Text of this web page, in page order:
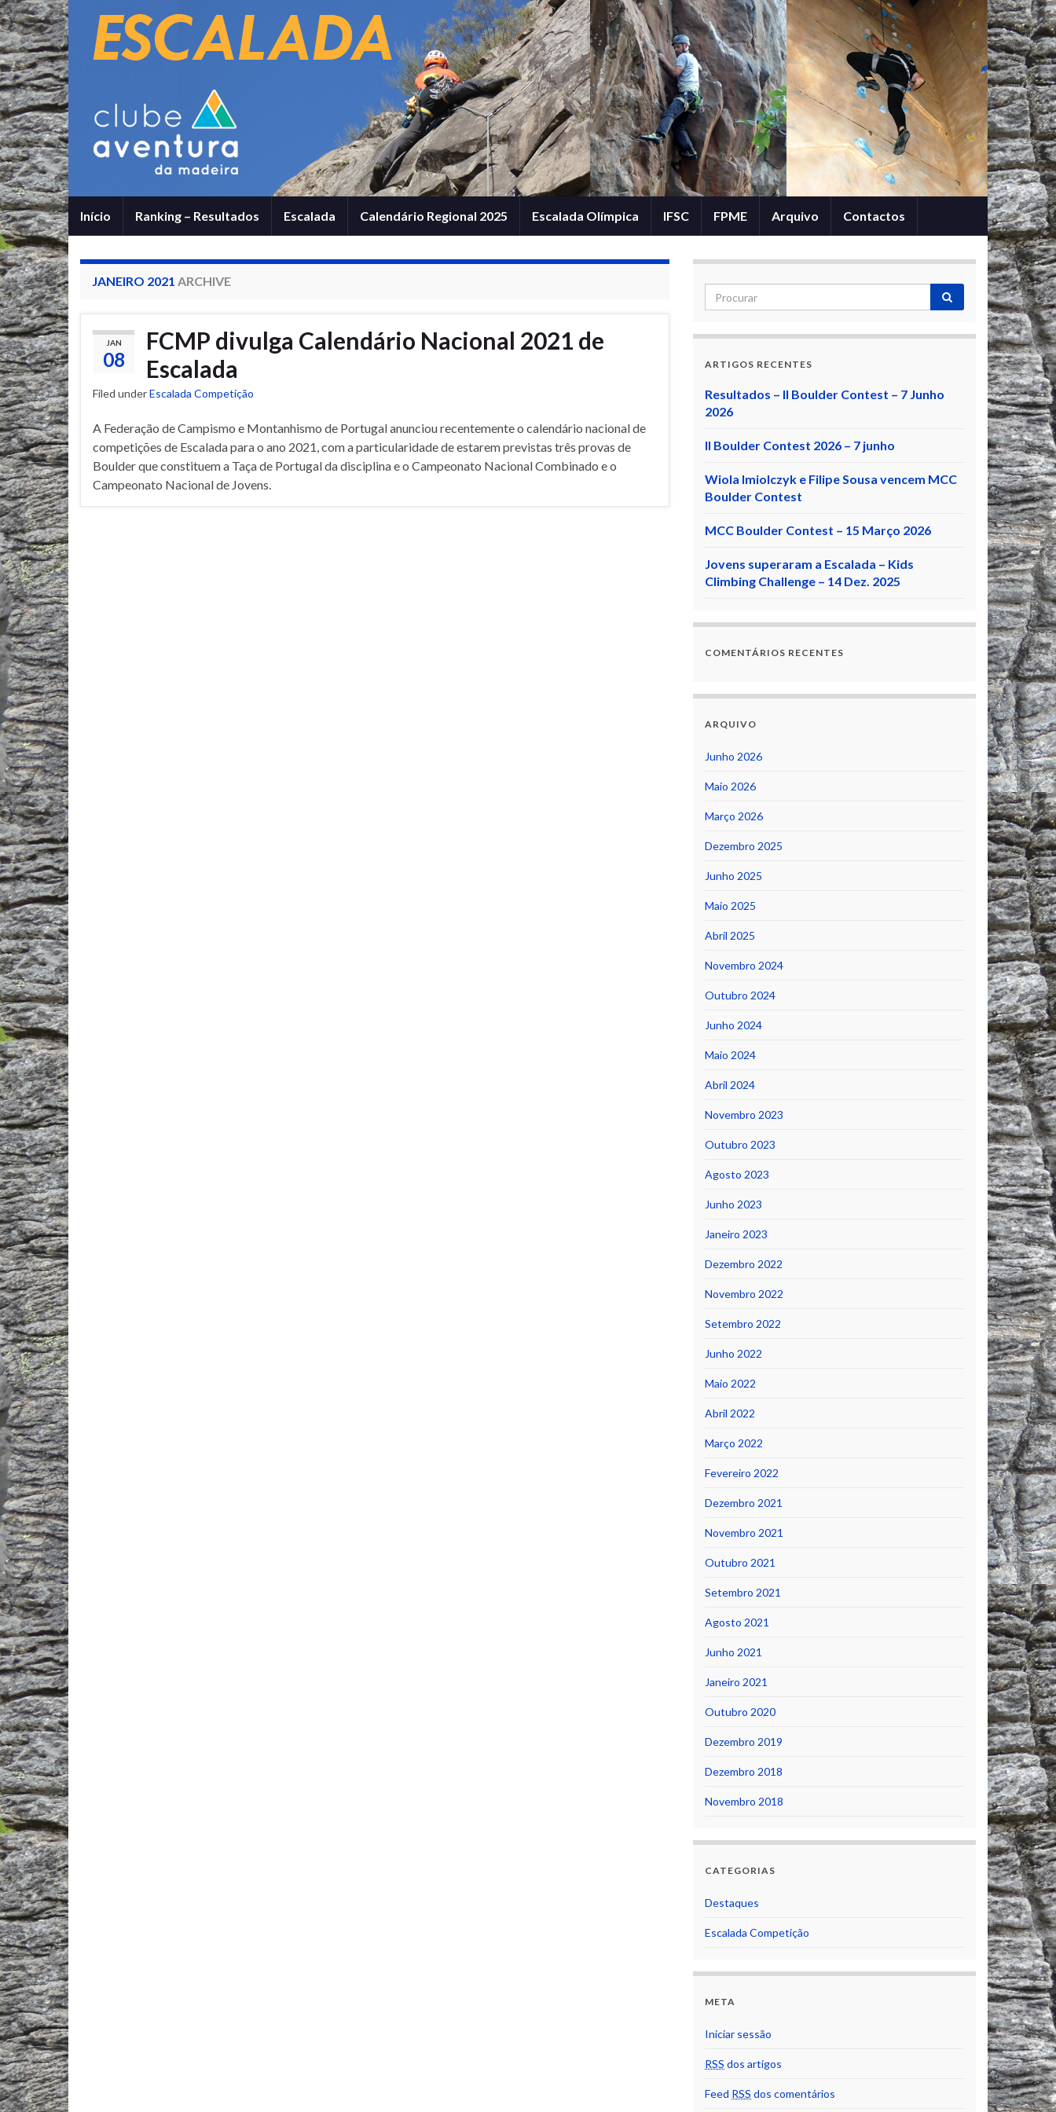
Início Ranking – Resultados Escalada Calendário Regional 2025 Escalada Olímpica IFSC FPME Arquivo Contactos
JANEIRO 2021 ARCHIVE
JAN
08
FCMP divulga Calendário Nacional 2021 de
Escalada
Filed underEscalada Competição
A Federação de Campismo e Montanhismo de Portugal anunciou recentemente o calendário nacional de
competições de Escalada para o ano 2021, com a particularidade de estarem previstas três provas de
Boulder que constituem a Taça de Portugal da disciplina e o Campeonato Nacional Combinado e o
Campeonato Nacional de Jovens.
ARTIGOS RECENTES
Resultados – II Boulder Contest – 7 Junho
2026
II Boulder Contest 2026 – 7 junho
Wiola Imiolczyk e Filipe Sousa vencem MCC
Boulder Contest
MCC Boulder Contest – 15 Março 2026
Jovens superaram a Escalada – Kids
Climbing Challenge – 14 Dez. 2025
COMENTÁRIOS RECENTES
ARQUIVO
Junho 2026
Maio 2026
Março 2026
Dezembro 2025
Junho 2025
Maio 2025
Abril 2025
Novembro 2024
Outubro 2024
Junho 2024
Maio 2024
Abril 2024
Novembro 2023
Outubro 2023
Agosto 2023
Junho 2023
Janeiro 2023
Dezembro 2022
Novembro 2022
Setembro 2022
Junho 2022
Maio 2022
Abril 2022
Março 2022
Fevereiro 2022
Dezembro 2021
Novembro 2021
Outubro 2021
Setembro 2021
Agosto 2021
Junho 2021
Janeiro 2021
Outubro 2020
Dezembro 2019
Dezembro 2018
Novembro 2018
CATEGORIAS
Destaques
Escalada Competição
META
Iniciar sessão
RSS dos artigos
Feed RSS dos comentários